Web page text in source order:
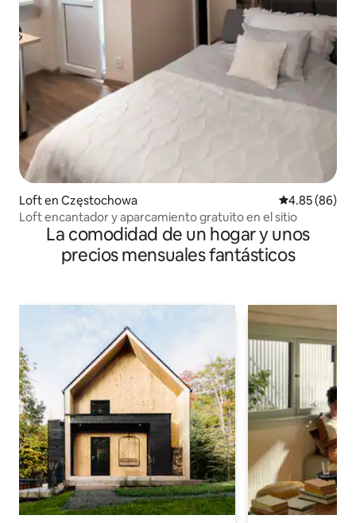
Loft en Częstochowa Calificación
4.85 (86)
Loft encantador y aparcamiento gratuito en el sitio
La comodidad de un hogar y unos
precios mensuales fantásticos